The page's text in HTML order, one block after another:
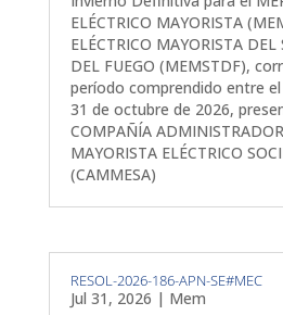
ELÉCTRICO MAYORISTA
ELÉCTRICO MAYORISTA DEL
DEL FUEGO (MEMSTDF),
período comprendido entre
31 de octubre de 2026,
COMPAÑÍA
MAYORISTA ELÉCTRICO
(CAMMESA)
RESOL-2026-186-APN-SE#MEC
Jul 31, 2026 | Mem